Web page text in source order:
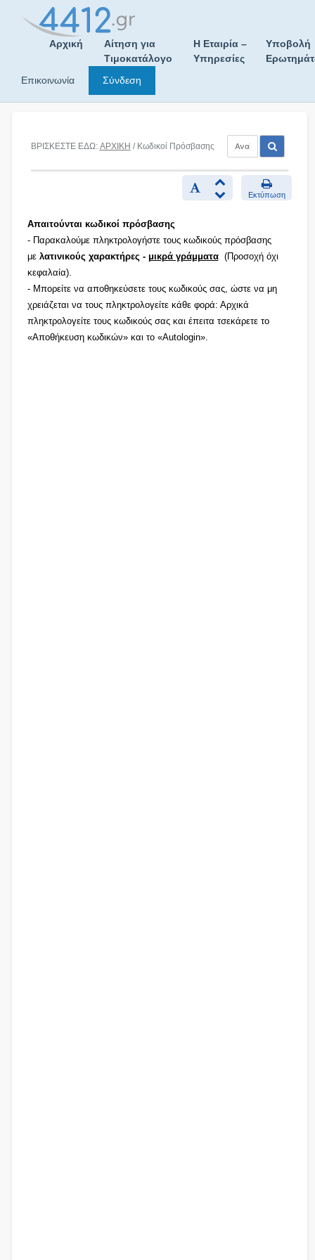
Αρχική
Αίτηση για
Τιμοκατάλογο
Η Εταιρία –
Υπηρεσίες
Υποβολή
Επικοινωνία
Σύνδεση
ΒΡΙΣΚΕΣΤΕ ΕΔΩ: ΑΡΧΙΚΗ / Κωδικοί Πρόσβασης
Εκτύπωση
Απαιτούνται κωδικοί πρόσβασης
- Παρακαλούμε πληκτρολογήστε τους κωδικούς πρόσβασης
με λατινικούς χαρακτήρες - μικρά γράμματα(Προσοχή όχι
κεφαλαία).
- Μπορείτε να αποθηκεύσετε τους κωδικούς σας, ώστε να μη
χρειάζεται να τους πληκτρολογείτε κάθε φορά: Αρχικά
πληκτρολογείτε τους κωδικούς σας και έπειτα τσεκάρετε το
«Αποθήκευση κωδικών» και το «Autologin».